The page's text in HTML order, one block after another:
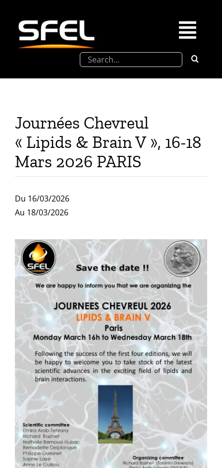
contenu
Prix de Thèse SFEL
Congrès à venir
Partenariats
Rechercher:
Journées Chevreul
« Lipids & Brain V », 16-18
Mars 2026 PARIS
Du 16/03/2026
Au 18/03/2026